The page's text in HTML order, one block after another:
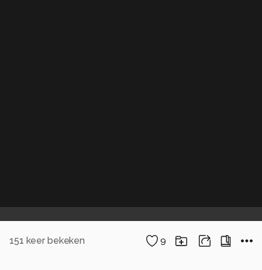
151 keer bekeken 9